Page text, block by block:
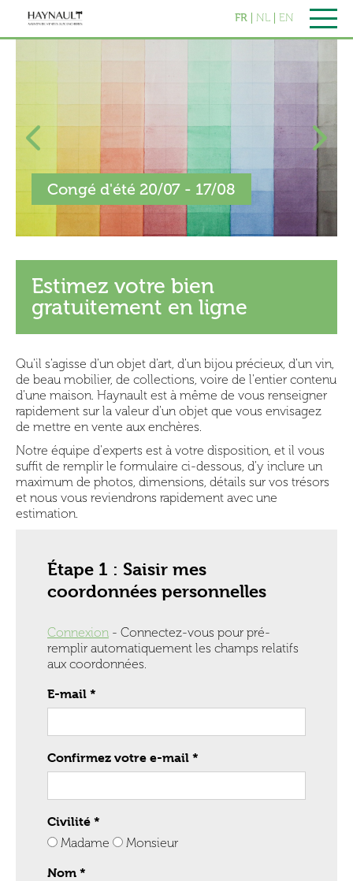
FR NL EN
Congé d'été 20/07 - 17/08
Estimez votre bien
gratuitement en ligne
Qu'il s'agisse d'un objet d'art, d'un bijou précieux, d'un vin,
de beau mobilier, de collections, voire de l'entier contenu
d'une maison. Haynault est à même de vous renseigner
rapidement sur la valeur d'un objet que vous envisagez
de mettre en vente aux enchères.
Notre équipe d'experts est à votre disposition, et il vous
suffit de remplir le formulaire ci-dessous, d'y inclure un
maximum de photos, dimensions, détails sur vos trésors
et nous vous reviendrons rapidement avec une
estimation.
Étape 1 : Saisir mes
coordonnées personnelles
Connexion - Connectez-vous pour pré-
remplir automatiquement les champs relatifs
aux coordonnées.
E-mail *
Confirmez votre e-mail *
Civilité *
Madame
Monsieur
Nom *